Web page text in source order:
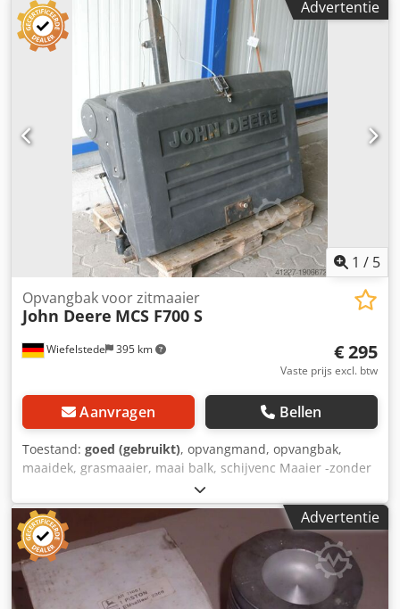
Advertentie
1 / 5
Wiefelstede 395 km
Opvangbak voor zitmaaier
John Deere MCS F700 S
€ 295
Vaste prijs excl. btw
Aanvragen Bellen
Toestand: goed (gebruikt), opvangmand, opvangbak,
maaidek, grasmaaier, maai balk, schijvenc Maaier -zonder
ventilator -voor zij-uitworp -afmetingen: 1500/800/H1400
mm Csdpfxjb Ig Uus Ab Sorf -gewicht: 100 kg
Advertentie